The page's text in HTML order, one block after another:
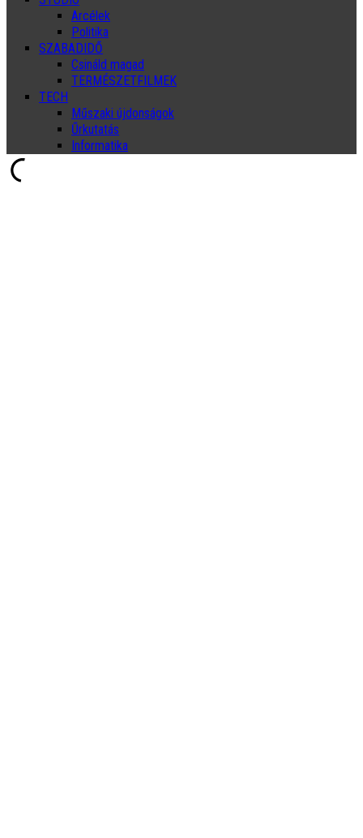
Arcélek
Politika
SZABADIDŐ
Csináld magad
TERMÉSZETFILMEK
TECH
Műszaki újdonságok
Űrkutatás
Informatika